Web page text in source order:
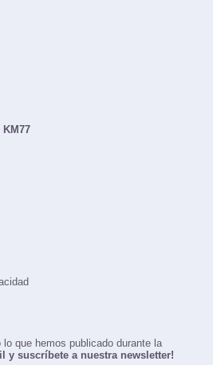
KM77
que hemos publicado durante la
y suscríbete a nuestra newsletter!